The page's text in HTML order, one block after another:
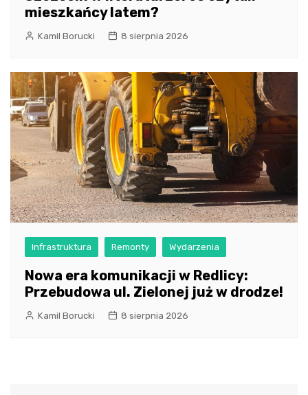
mieszkańcy latem?
Kamil Borucki 8 sierpnia 2026
Infrastruktura Remonty Wydarzenia
Nowa era komunikacji w Redlicy:
Przebudowa ul. Zielonej już w drodze!
Kamil Borucki 8 sierpnia 2026